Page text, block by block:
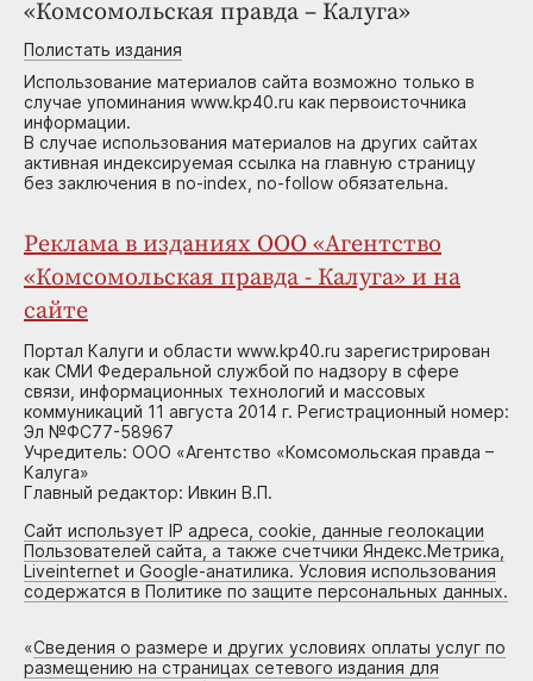
«Комсомольская правда – Калуга»
Полистать издания
Использование материалов сайта возможно только в
случае упоминания www.kp40.ru как первоисточника
информации.
В случае использования материалов на других сайтах
активная индексируемая ссылка на главную страницу
без заключения в no-index, no-follow обязательна.
Реклама в изданиях ООО «Агентство
«Комсомольская правда - Калуга» и на
сайте
Портал Калуги и области www.kp40.ru зарегистрирован
как СМИ Федеральной службой по надзору в сфере
связи, информационных технологий и массовых
коммуникаций 11 августа 2014 г. Регистрационный номер:
Эл №ФС77-58967
Учредитель: ООО «Агентство «Комсомольская правда –
Калуга»
Главный редактор: Ивкин В.П.
Сайт использует IP адреса, cookie, данные геолокации
Пользователей сайта, а также счетчики Яндекс.Метрика,
Liveinternet и Google-анатилика. Условия использования
содержатся в Политике по защите персональных данных.
«Сведения о размере и других условиях оплаты услуг по
размещению на страницах сетевого издания для